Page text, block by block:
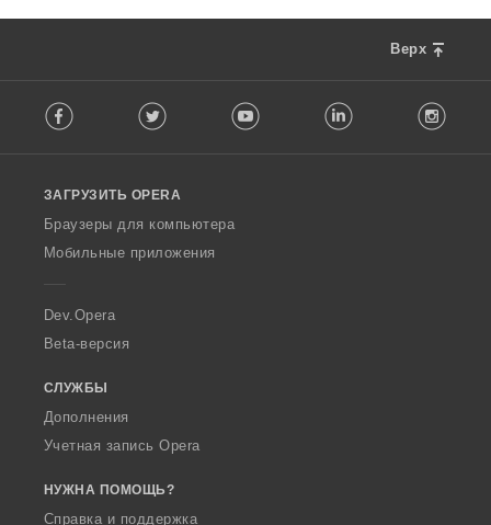
Верх
o
w
O
p
a
Facebook Twitter Youtube LinkedIn
ЗАГРУЗИТЬ OPERA
Браузеры для компьютера
Мобильные приложения
Dev.Opera
Beta-версия
СЛУЖБЫ
Дополнения
Учетная запись Opera
НУЖНА ПОМОЩЬ?
Справка и поддержка